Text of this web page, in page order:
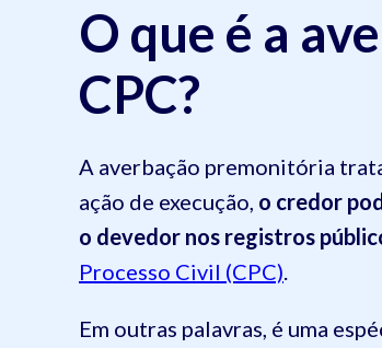
O que é a
CPC?
A averbação premonitória
ação de execução, o credor
o devedor nos registros
Processo Civil (CPC)
Em outras palavras, é uma